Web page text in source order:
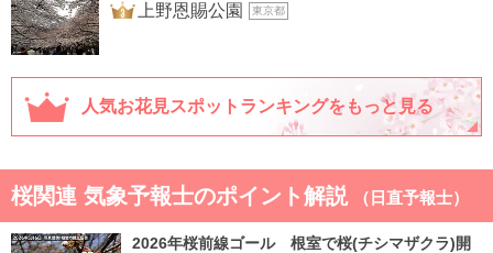
3位 上野恩賜公園 東京都
人気お花見スポットランキングをもっと見る
桜関連 気象予報士のポイント解説 （日直予報士）
2026年桜前線ゴール 根室で桜(チシマザクラ)開